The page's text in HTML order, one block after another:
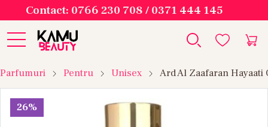
Contact: 0766 230 708 / 0371 444 145
Parfumuri Pentru Unisex Ard Al Zaafaran Hayaati
26%